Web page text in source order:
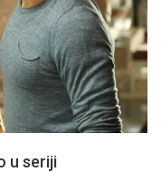
u seriji